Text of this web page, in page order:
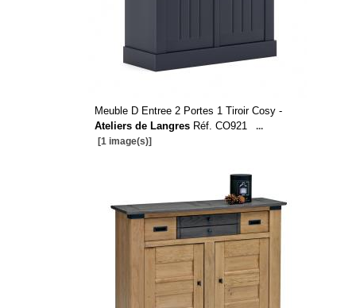
Meuble D Entree 2 Portes 1 Tiroir Cosy -
Ateliers de LangresRéf. CO921
...
[1 image(s)]